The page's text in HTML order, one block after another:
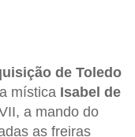
de Toledo
mística Isabel de
a mando do
as freiras